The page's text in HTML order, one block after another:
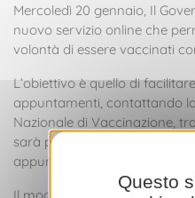
Mercoledì 20 gennaio, Il
nuovo servizio online che
volontà di essere vaccinati
L’obiettivo è quello di
appuntamenti, contattando
Nazionale di Vaccinazione,
sarà poi ricontattato
appuntamento.
Questo